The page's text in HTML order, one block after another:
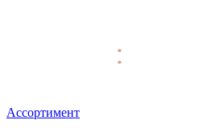
Ассортимент